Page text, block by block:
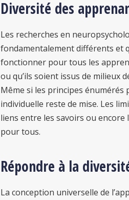
Diversité des
Les recherches en
fondamentalement différents et
fonctionner pour tous les
ou qu’ils soient issus de milieux
Même si les principes
individuelle reste de mise. Les
liens entre les savoirs ou
pour tous.
Répondre à la
La conception universelle de